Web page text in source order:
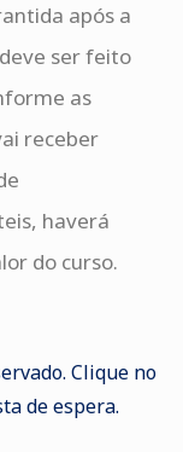
após a
ser feito
as
receber
haverá
do curso.
Clique no
de espera.